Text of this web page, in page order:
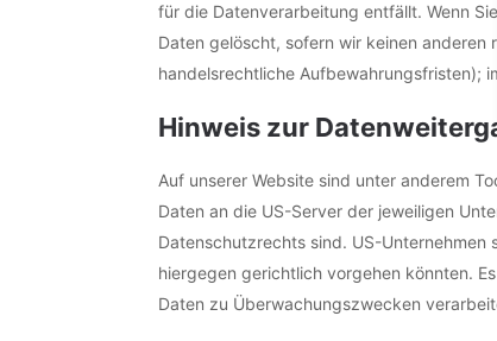
für die Datenverarbeitung entfällt. Wenn
Daten gelöscht, sofern wir keinen
handelsrechtliche Aufbewahrungsfristen);
Hinweis zur
Auf unserer Website sind unter anderem
Daten an die US-Server der jeweiligen
Datenschutzrechts sind. US-
hiergegen gerichtlich vorgehen könnten.
Daten zu Überwachungszwecken